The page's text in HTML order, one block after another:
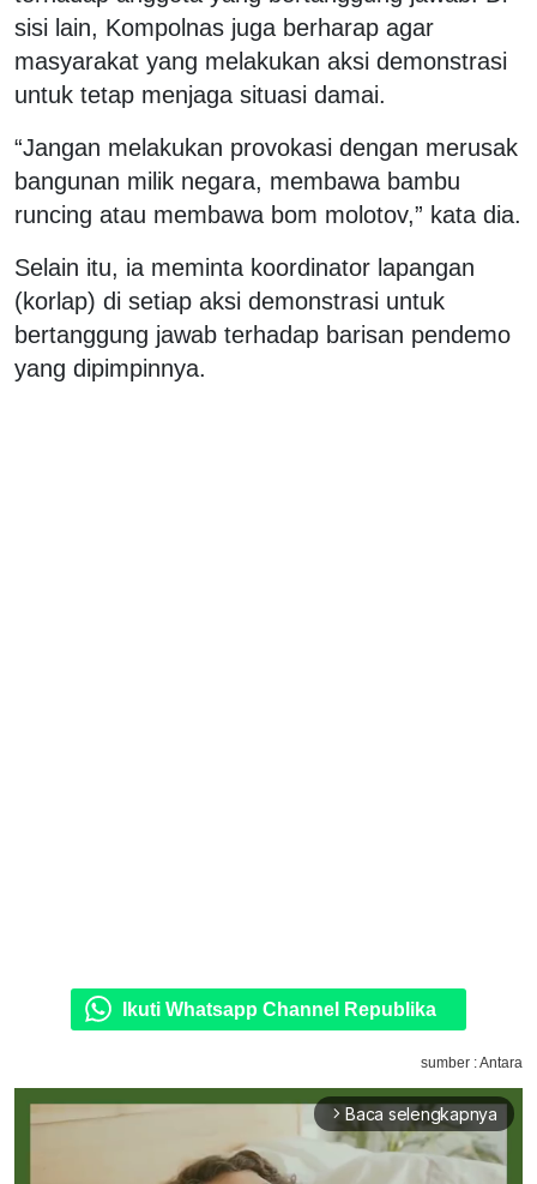
sisi lain, Kompolnas juga berharap agar
masyarakat yang melakukan aksi demonstrasi
untuk tetap menjaga situasi damai.
“Jangan melakukan provokasi dengan merusak
bangunan milik negara, membawa bambu
runcing atau membawa bom molotov,” kata dia.
Selain itu, ia meminta koordinator lapangan
(korlap) di setiap aksi demonstrasi untuk
bertanggung jawab terhadap barisan pendemo
yang dipimpinnya.
Ikuti Whatsapp Channel Republika
sumber : Antara
arrow_forward_ios Baca selengkapnya